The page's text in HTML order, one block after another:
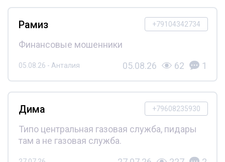
+79104342734
Рамиз
Финансовые мошенники
05.08.26 - Анталия 05.08.26 62 1
+79608235930
Дима
Типо центральная газовая служба, пидары
там а не газовая служба.